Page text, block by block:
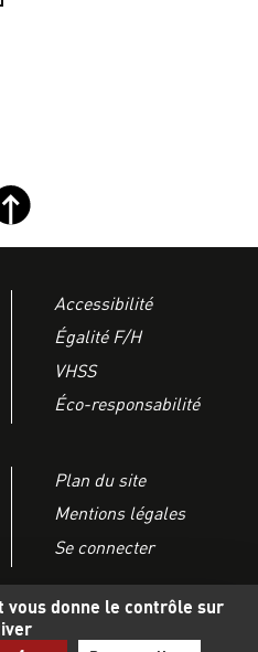
vous donne le contrôle sur
haut de page
Accessibilité
Égalité F/H
VHSS
Éco-responsabilité
Plan du site
Mentions légales
Se connecter